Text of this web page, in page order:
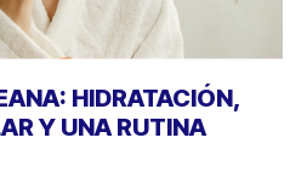
HIDRATACIÓN,
Y UNA RUTINA